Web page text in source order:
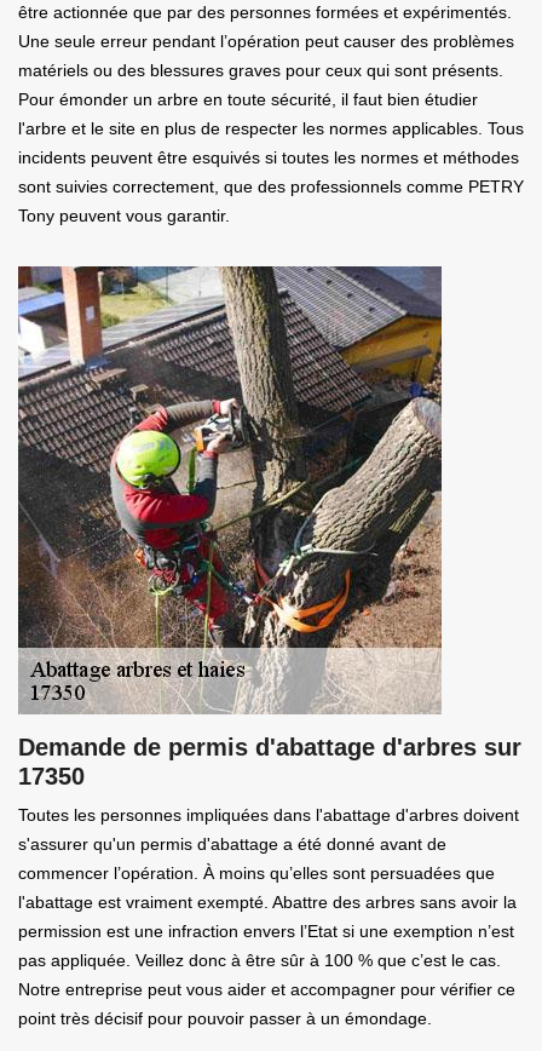
être actionnée que par des personnes formées et expérimentés.
Une seule erreur pendant l’opération peut causer des problèmes
matériels ou des blessures graves pour ceux qui sont présents.
Pour émonder un arbre en toute sécurité, il faut bien étudier
l'arbre et le site en plus de respecter les normes applicables. Tous
incidents peuvent être esquivés si toutes les normes et méthodes
sont suivies correctement, que des professionnels comme PETRY
Tony peuvent vous garantir.
Demande de permis d'abattage d'arbres sur
17350
Toutes les personnes impliquées dans l'abattage d'arbres doivent
s'assurer qu'un permis d'abattage a été donné avant de
commencer l’opération. À moins qu’elles sont persuadées que
l'abattage est vraiment exempté. Abattre des arbres sans avoir la
permission est une infraction envers l’Etat si une exemption n’est
pas appliquée. Veillez donc à être sûr à 100 % que c’est le cas.
Notre entreprise peut vous aider et accompagner pour vérifier ce
point très décisif pour pouvoir passer à un émondage.